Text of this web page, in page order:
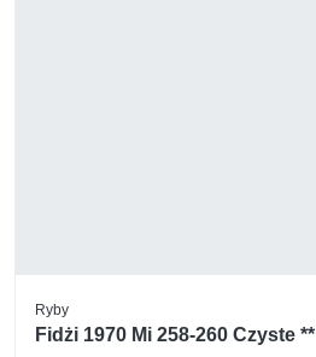
Ryby
Fidżi 1970 Mi 258-260 Czyste **